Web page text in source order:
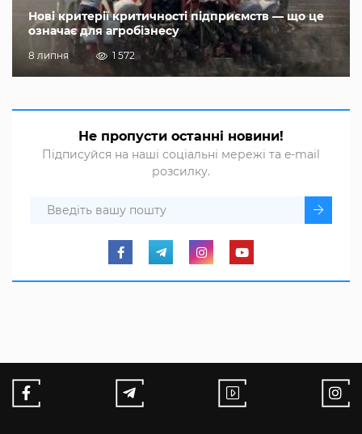
Нові критерії критичності підприємств — що це
означає для агробізнесу
8 липня 1 572
Не пропусти останні новини!
Підписуйся на наші соціальні мережі та e-mail
розсилку.